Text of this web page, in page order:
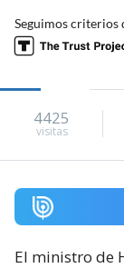
Seguimos criterios
4425
visitas
El ministro de